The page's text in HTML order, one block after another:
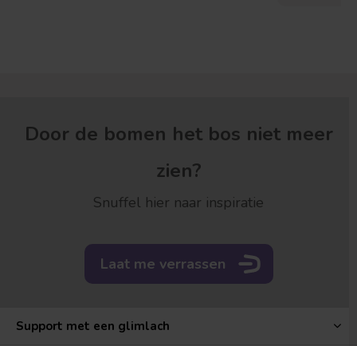
Door de bomen het bos niet meer
zien?
Snuffel hier naar inspiratie
Laat me verrassen
Support met een glimlach